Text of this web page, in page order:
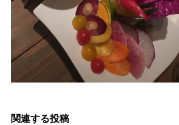
関連する投稿